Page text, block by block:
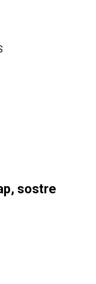
sostre